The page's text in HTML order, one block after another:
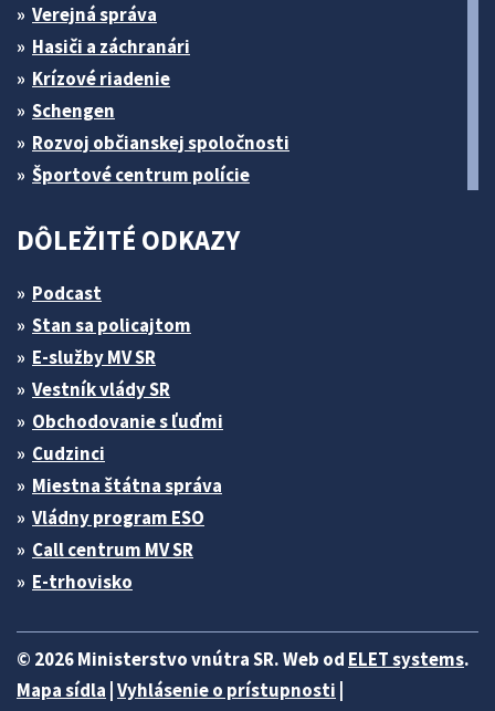
Verejná správa
Hasiči a záchranári
Krízové riadenie
Schengen
Rozvoj občianskej spoločnosti
Športové centrum polície
DÔLEŽITÉ ODKAZY
Podcast
Stan sa policajtom
E-služby MV SR
Vestník vlády SR
Obchodovanie s ľuďmi
Cudzinci
Miestna štátna správa
Vládny program ESO
Call centrum MV SR
E-trhovisko
© 2026 Ministerstvo vnútra SR. Web od ELET systems.
Mapa sídla |Vyhlásenie o prístupnosti |